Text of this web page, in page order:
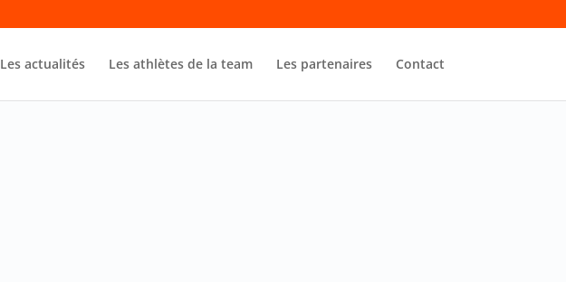
Les actualités Les athlètes de la team Les partenaires Contact